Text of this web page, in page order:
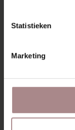
Statistieken
Marketing